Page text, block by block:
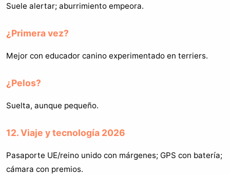
Suele alertar; aburrimiento empeora.
¿Primera vez?
Mejor con educador canino experimentado en terriers.
¿Pelos?
Suelta, aunque pequeño.
12. Viaje y tecnología 2026
Pasaporte UE/reino unido con márgenes; GPS con batería;
cámara con premios.